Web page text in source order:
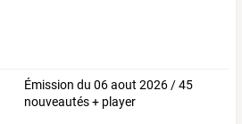
Émission du 06 aout 2026 / 45
nouveautés + player